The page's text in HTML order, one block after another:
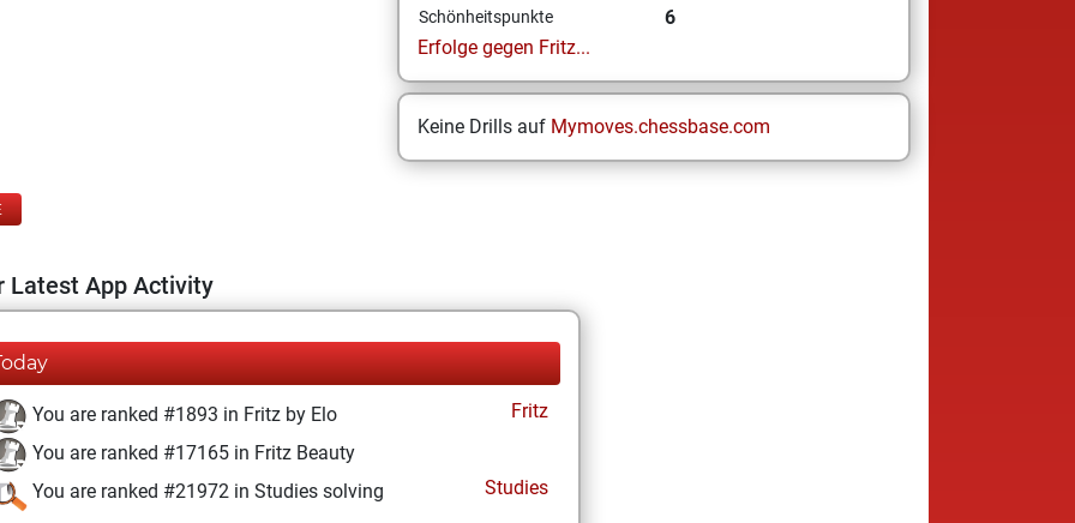
Schönheitspunkte
6
Erfolge gegen Fritz...
Keine Drills auf Mymoves.chessbase.com
Latest App Activity
You are ranked #1893 in Fritz by Elo
Fritz
You are ranked #17165 in Fritz Beauty
You are ranked #21972 in Studies solving
Studies